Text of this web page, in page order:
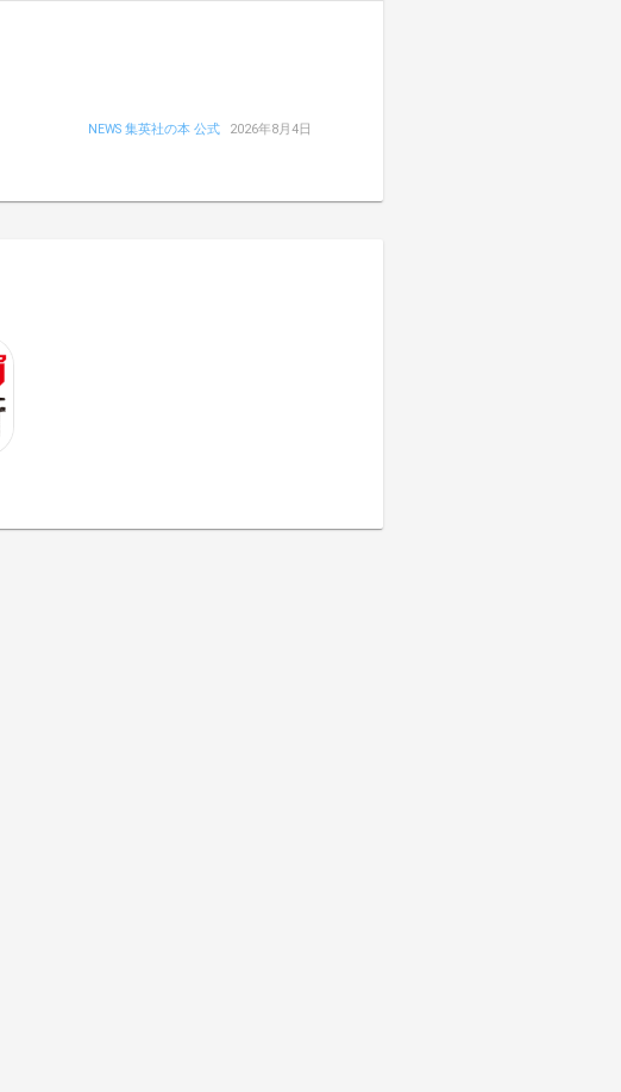
NEWS 集英社の本 公式 2026年8月4日